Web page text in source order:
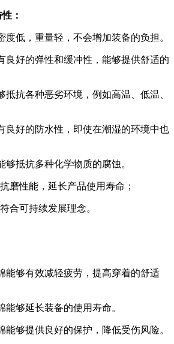
：
度低，重量轻，不会增加装备的负担。
良好的弹性和缓冲性，能够提供舒适的
抵抗各种恶劣环境，例如高温、低温、
良好的防水性，即使在潮湿的环境中也
够抵抗多种化学物质的腐蚀。
磨性能，延长产品使用寿命；
合可持续发展理念。
能够有效减轻疲劳，提高穿着的舒适
能够延长装备的使用寿命。
能够提供良好的保护，降低受伤风险。